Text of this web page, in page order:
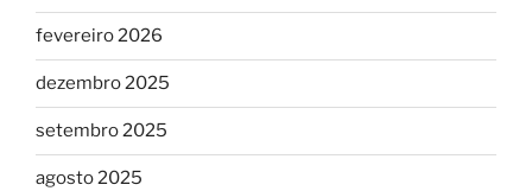
fevereiro 2026
dezembro 2025
setembro 2025
agosto 2025